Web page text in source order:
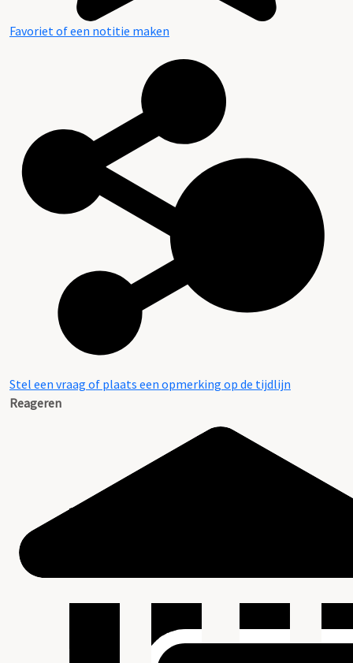
Favoriet of een notitie maken
Stel een vraag of plaats een opmerking op de tijdlijn
Reageren